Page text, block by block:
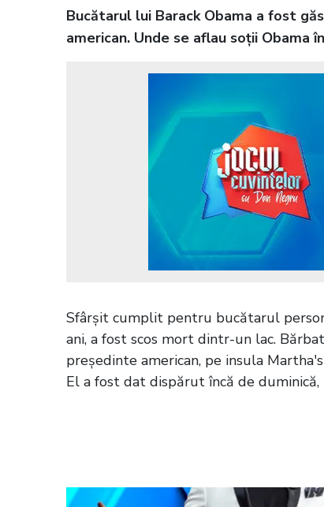
Bucătarul lui Barack Obama a fost
american. Unde se aflau soții Obama
Sfârșit cumplit pentru bucătarul
ani, a fost scos mort dintr-un lac.
președinte american, pe insula
El a fost dat dispărut încă de